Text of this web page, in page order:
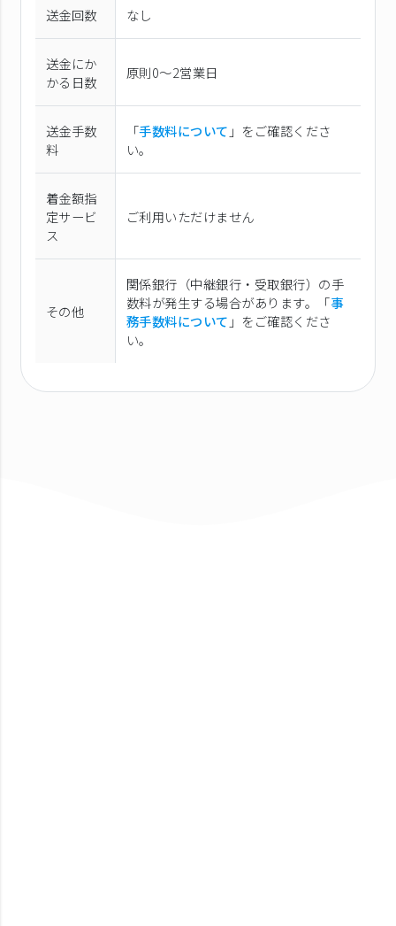
送金回数 なし
送金にか
かる日数
原則0〜2営業日
送金手数
料
「手数料について 」をご確認くださ
い。
着金額指
定サービ
ス
ご利用いただけません
その他
関係銀行（中継銀行・受取銀行）の手
数料が発生する場合があります。「事
務手数料について 」をご確認くださ
い。